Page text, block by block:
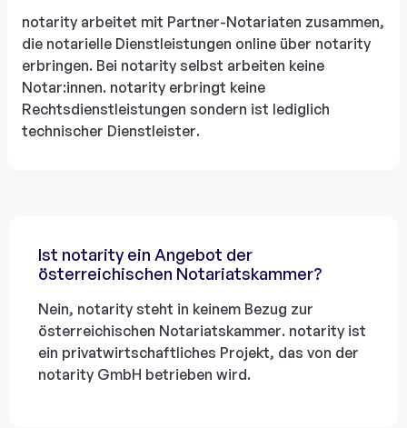
notarity arbeitet mit Partner-Notariaten zusammen,
die notarielle Dienstleistungen online über notarity
erbringen. Bei notarity selbst arbeiten keine
Notar:innen. notarity erbringt keine
Rechtsdienstleistungen sondern ist lediglich
technischer Dienstleister.
Ist notarity ein Angebot der
österreichischen Notariatskammer?
Nein, notarity steht in keinem Bezug zur
österreichischen Notariatskammer. notarity ist
ein privatwirtschaftliches Projekt, das von der
notarity GmbH betrieben wird.